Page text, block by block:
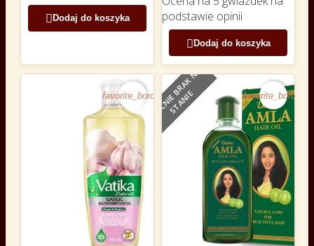
 Dodaj do koszyka
podstawie opinii
Dodaj do koszyka
favorite_borderO
B
E
C
N
I
E
B
R
A
K
N
A
S
T
A
N
I
E favorite_border